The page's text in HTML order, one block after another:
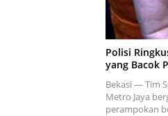
Polisi
yang Bacok
Bekasi — Tim
Metro Jaya
perampokan